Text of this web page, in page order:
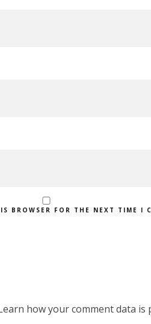
BROWSER FOR THE NEXT TIME I
how your comment data is